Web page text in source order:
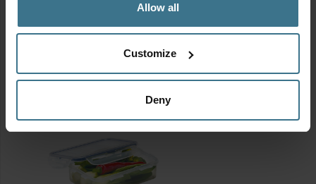
Allow all
Customize
Deny
470
aantal
Toevoegen aan
Vershouddoos
350
ml
aantal